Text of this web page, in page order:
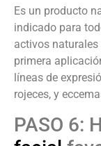
Es un producto
indicado para
activos
primera
líneas de
rojeces, y
PASO 6: